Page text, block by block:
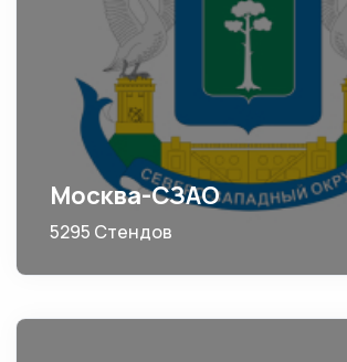
Москва-СЗАО
5295 Стендов